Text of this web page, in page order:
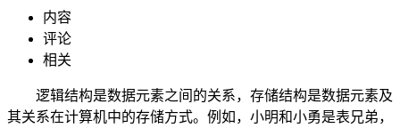
内容
评论
相关
逻辑结构是数据元素之间的关系，存储结构是数据元素及
其关系在计算机中的存储方式。例如，小明和小勇是表兄弟，